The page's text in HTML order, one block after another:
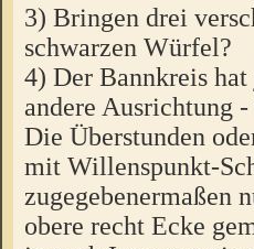
3) Bringen drei
schwarzen Würfel?
4) Der Bannkreis
andere Ausrichtung
Die Überstunden
mit Willenspunkt-
zugegebenermaßen
obere recht Ecke